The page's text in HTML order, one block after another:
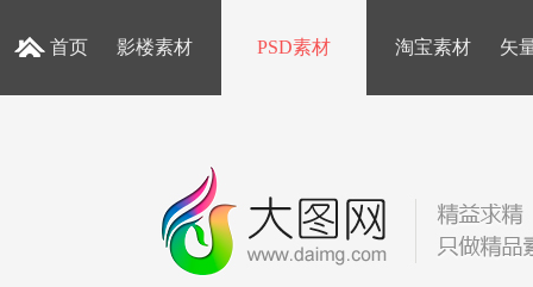
首页 影楼素材 PSD素材 淘宝素材 矢